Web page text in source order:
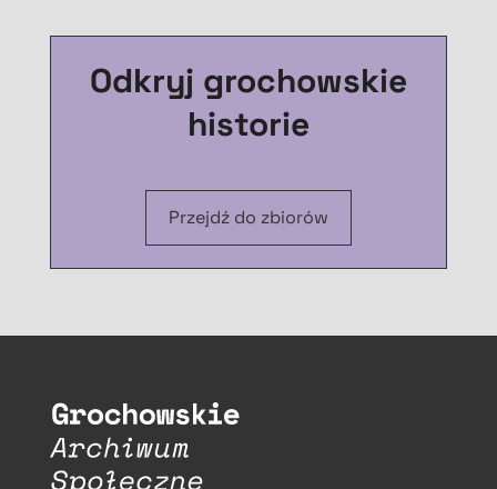
Odkryj grochowskie
historie
Przejdź do zbiorów